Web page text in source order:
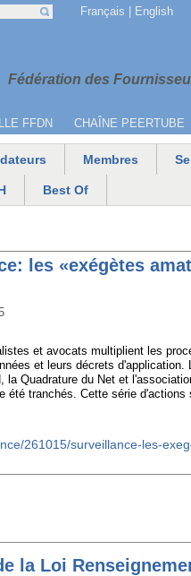
Fédération des
FFDN CHAÎNE PEERTUBE
Français English
Membres
Best Of
les «exégètes
et avocats multiplient les
et leurs décrets
la Quadrature du Net et
été tranchés. Cette série
261015/surveillance-les-
la Loi